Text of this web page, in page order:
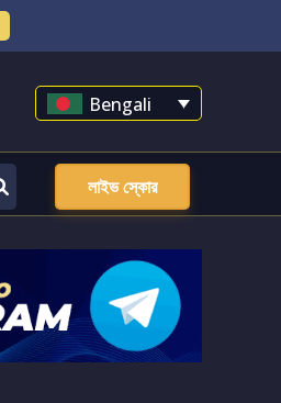
Bengali
লাইভ স্কোর